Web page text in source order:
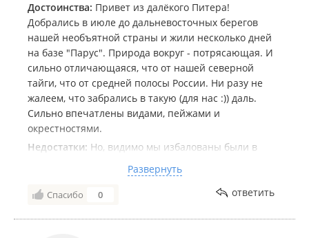
Достоинства: Привет из далёкого Питера!
Добрались в июле до дальневосточных берегов
нашей необъятной страны и жили несколько дней
на базе "Парус". Природа вокруг - потрясающая. И
сильно отличающаяся, что от нашей северной
тайги, что от средней полосы России. Ни разу не
жалеем, что забрались в такую (для нас :)) даль.
Сильно впечатлены видами, пейжами и
окрестностями.
Недостатки: Но, видимо мы избалованы были в
Финляндии. На их фоне домики "комфорт" выглядят
очень тесными и достаточно "усталыми".
реновировать...
Развернуть
Спасибо 0 ответить